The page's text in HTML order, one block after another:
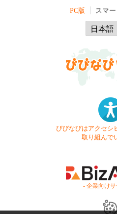
PC版 スマ
びびなびはアクセシ
取り組んで
- 企業向け